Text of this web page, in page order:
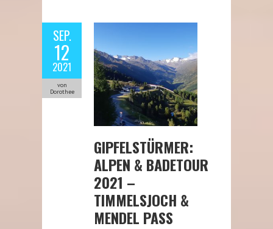
SEP.
12
2021
von
Dorothee
GIPFELSTÜRMER:
ALPEN & BADETOUR
2021 –
TIMMELSJOCH &
MENDEL PASS